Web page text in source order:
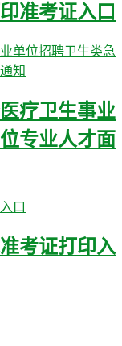
准考证入口
疗卫生事业
专业人才面
考证打印入